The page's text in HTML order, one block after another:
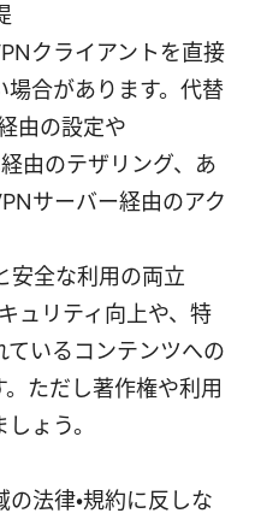
クライアントを直接
合があります。代替
由の設定や
由のテザリング、あ
サーバー経由のアク
安全な利用の両立
ュリティ向上や、特
いるコンテンツへの
ただし著作権や利用
ょう。
法律・規約に反しな